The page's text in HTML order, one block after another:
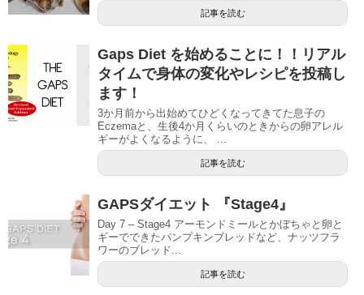
記事を読む
Gaps Diet を始めることに！！リアル
タイムで身体の変化やレシピを投稿し
ます！
3か月前から出始めてひどくなってきてた息子の
Eczemaと、生後4か月くらいのときからの卵アレル
ギーがよくなるように、 ...
記事を読む
GAPSダイエット 『Stage4』
Day 7 – Stage4 アーモンドミールとかぼちゃと卵と
ギーでできたパンプキンブレッドなど、ナッツフラ
ワーのブレッド...
記事を読む